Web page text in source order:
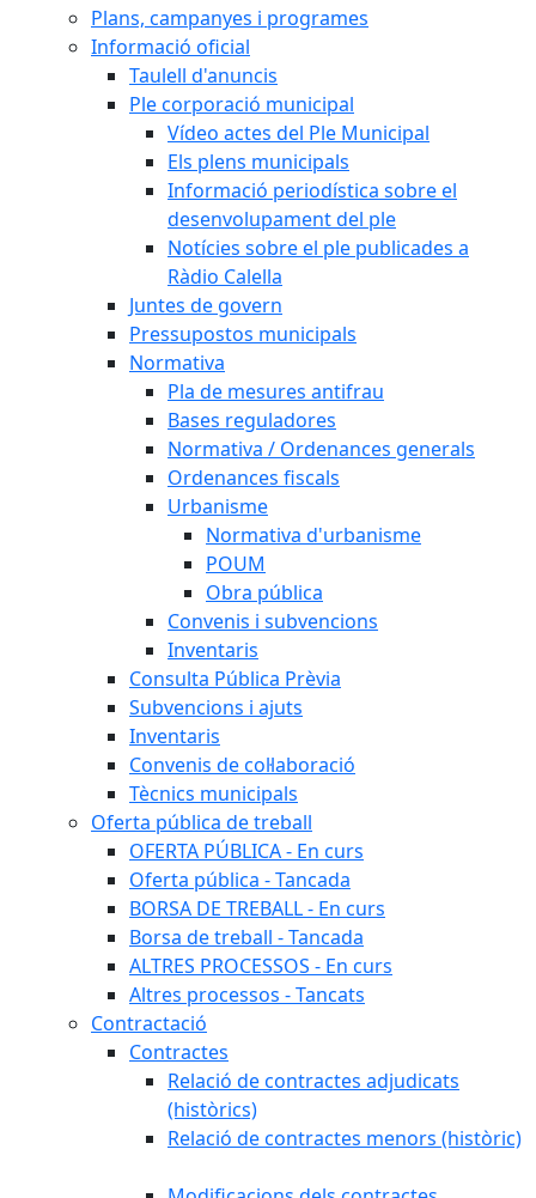
Plans, campanyes i programes
Informació oficial
Taulell d'anuncis
Ple corporació municipal
Vídeo actes del Ple Municipal
Els plens municipals
Informació periodística sobre el
desenvolupament del ple
Notícies sobre el ple publicades a
Ràdio Calella
Juntes de govern
Pressupostos municipals
Normativa
Pla de mesures antifrau
Bases reguladores
Normativa / Ordenances generals
Ordenances fiscals
Urbanisme
Normativa d'urbanisme
POUM
Obra pública
Convenis i subvencions
Inventaris
Consulta Pública Prèvia
Subvencions i ajuts
Inventaris
Convenis de col·laboració
Tècnics municipals
Oferta pública de treball
OFERTA PÚBLICA - En curs
Oferta pública - Tancada
BORSA DE TREBALL - En curs
Borsa de treball - Tancada
ALTRES PROCESSOS - En curs
Altres processos - Tancats
Contractació
Contractes
Relació de contractes adjudicats
(històrics)
Relació de contractes menors (històric)